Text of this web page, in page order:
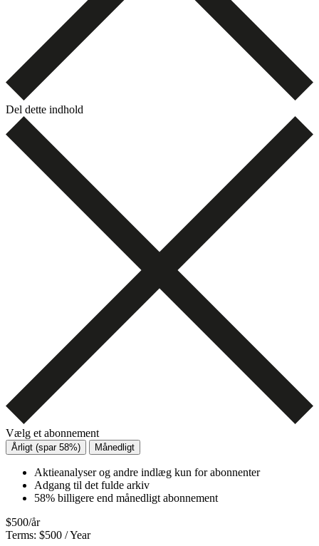
Del dette indhold
Vælg et abonnement
Årligt (spar 58%) Månedligt
Aktieanalyser og andre indlæg kun for abonnenter
Adgang til det fulde arkiv
58% billigere end månedligt abonnement
$500/år
Terms: $500 / Year